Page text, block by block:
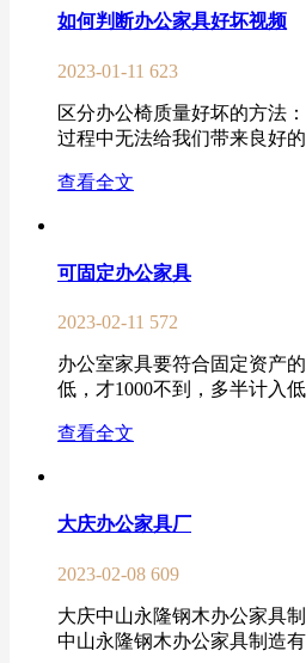
如何判断办公家具好坏视频
2023-01-11 623
区分办公椅质量好坏的方法
过程中无法给我们带来良好
查看全文
可固定办公家具
2023-02-11 572
办公室家具要符合固定资产
低，才1000不到，多半计入
查看全文
大庆办公家具厂
2023-02-08 609
大庆中山永隆钢木办公家具
中山永隆钢木办公家具制造